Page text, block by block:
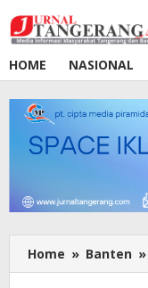
ke
konten
HOME
NASIONAL
Home » Banten »